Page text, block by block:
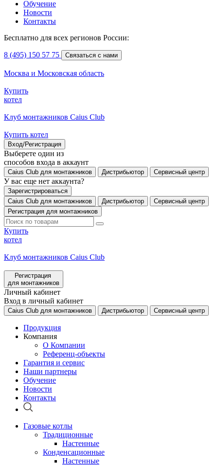
Обучение
Новости
Контакты
Бесплатно для всех регионов России:
8 (495) 150 57 75 Связаться с нами
Москва и Московская область
Купить
котел
Клуб монтажников Caius Club
Купить котел
Вход/Регистрация
Выберете один из
способов входа в аккаунт
Caius Club для монтажников Дистрибьютор Сервисный центр
У вас еще нет аккаунта?
Зарегистрироваться
Caius Club для монтажников
Дистрибьютор
Сервисный центр
Регистрация для монтажников
Купить
котел
Клуб монтажников Caius Club
Регистрация
для монтажников
Личный кабинет
Вход в личный кабинет
Caius Club для монтажников Дистрибьютор Сервисный центр
Продукция
Компания
О Компании
Референц-объекты
Гарантия и сервис
Наши партнеры
Обучение
Новости
Контакты
Газовые котлы
Традиционные
Настенные
Конденсационные
Настенные